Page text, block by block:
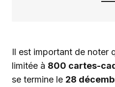
Il est important de noter
limitée à 800 cartes-
se termine le 28